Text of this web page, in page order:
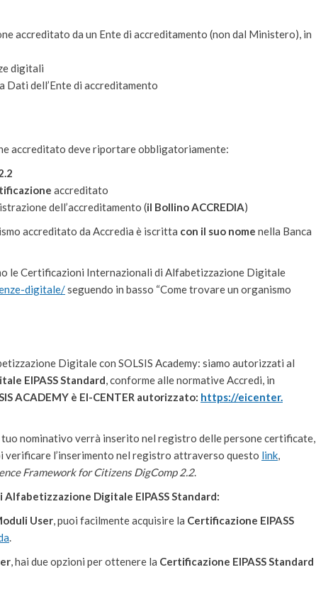
accreditato da un Ente di accreditamento (non dal Ministero), in
digitali
dell’Ente di accreditamento
accreditato deve riportare obbligatoriamente:
accreditato
dell’accreditamento (il Bollino ACCREDIA)
accreditato da Accredia è iscritta con il suo nome nella Banca
le Certificazioni Internazionali di Alfabetizzazione Digitale
digitale/seguendo in basso “Come trovare un organismo
Digitale con SOLSIS Academy: siamo autorizzati al
EIPASS Standard, conforme alle normative Accredi, in
ACADEMY è EI-CENTER autorizzato: https://eicenter.
nominativo verrà inserito nel registro delle persone certificate,
verificare l’inserimento nel registro attraverso questo link,
Framework for Citizens DigComp 2.2.
Digitale EIPASS Standard:
User, puoi facilmente acquisire la Certificazione EIPASS
.
, hai due opzioni per ottenere la Certificazione EIPASS Standard